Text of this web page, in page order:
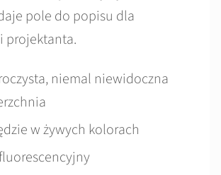
pole do popisu dla
projektanta.
niemal niewidoczna
w żywych kolorach